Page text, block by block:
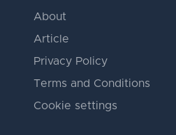
About
Article
Privacy Policy
Terms and Conditions
Cookie settings